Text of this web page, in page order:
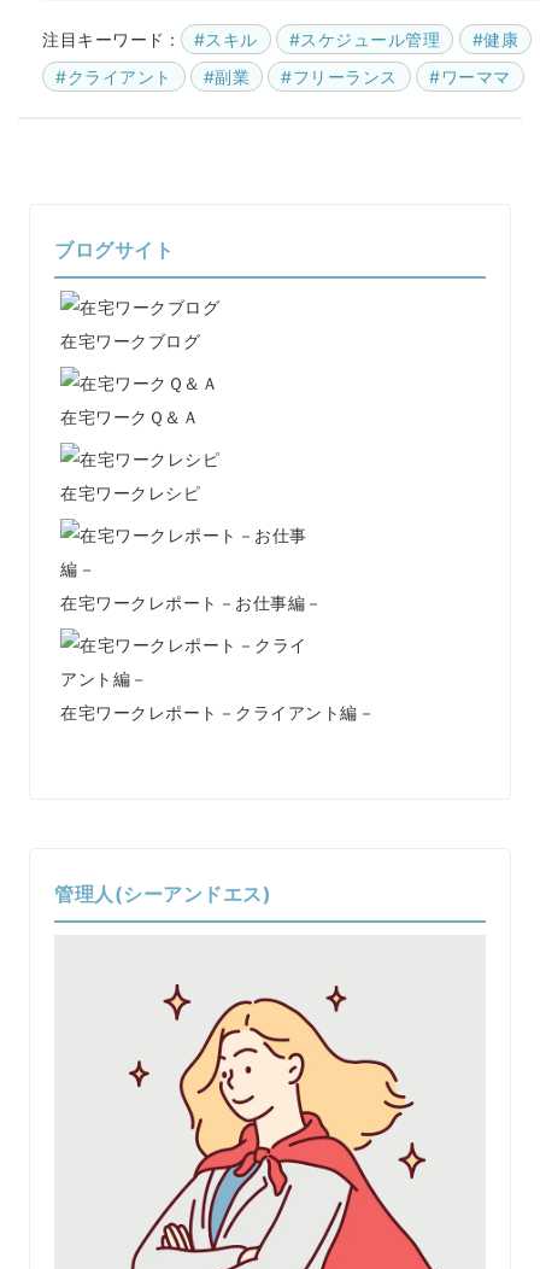
を中心に仕事を …
注目キーワード : #スキル #スケジュール管理
#健康
#クライアント
#副業 #フリーランス #ワーママ
ブログサイト
在宅ワークブログ
在宅ワークＱ＆Ａ
在宅ワークレシピ
在宅ワークレポート－お仕事編－
在宅ワークレポート－クライアント編－
管理人(シーアンドエス)